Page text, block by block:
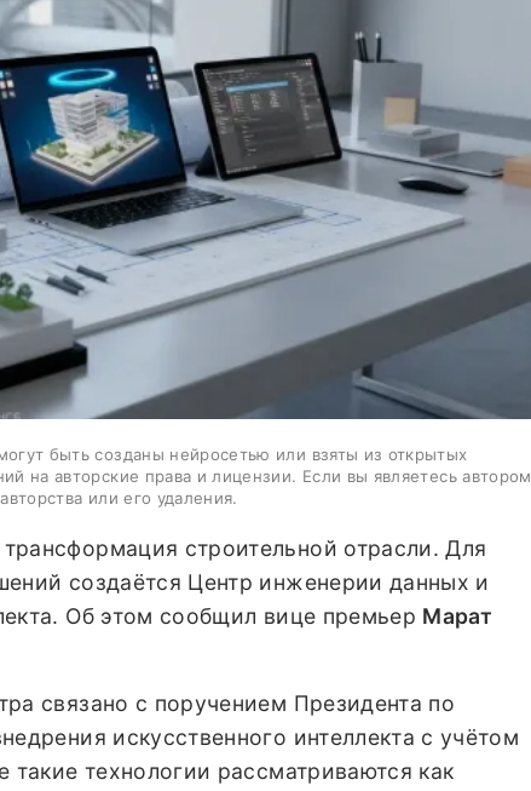
быть созданы нейросетью или взяты из открытых
на авторские права и лицензии. Если вы являетесь автором
или его удаления.
строительной отрасли. Для
создаётся Центр инженерии данных и
Об этом сообщил вице премьер Марат
связано с поручением Президента по
искусственного интеллекта с учётом
такие технологии рассматриваются как